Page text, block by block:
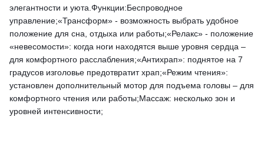
элегантности и уюта.Функции:Беспроводное
управление;«Трансформ» - возможность выбрать удобное
положение для сна, отдыха или работы;«Релакс» - положение
«невесомости»: когда ноги находятся выше уровня сердца –
для комфортного расслабления;«Антихрап»: поднятое на 7
градусов изголовье предотвратит храп;«Режим чтения»:
установлен дополнительный мотор для подъема головы – для
комфортного чтения или работы;Массаж: несколько зон и
уровней интенсивности;